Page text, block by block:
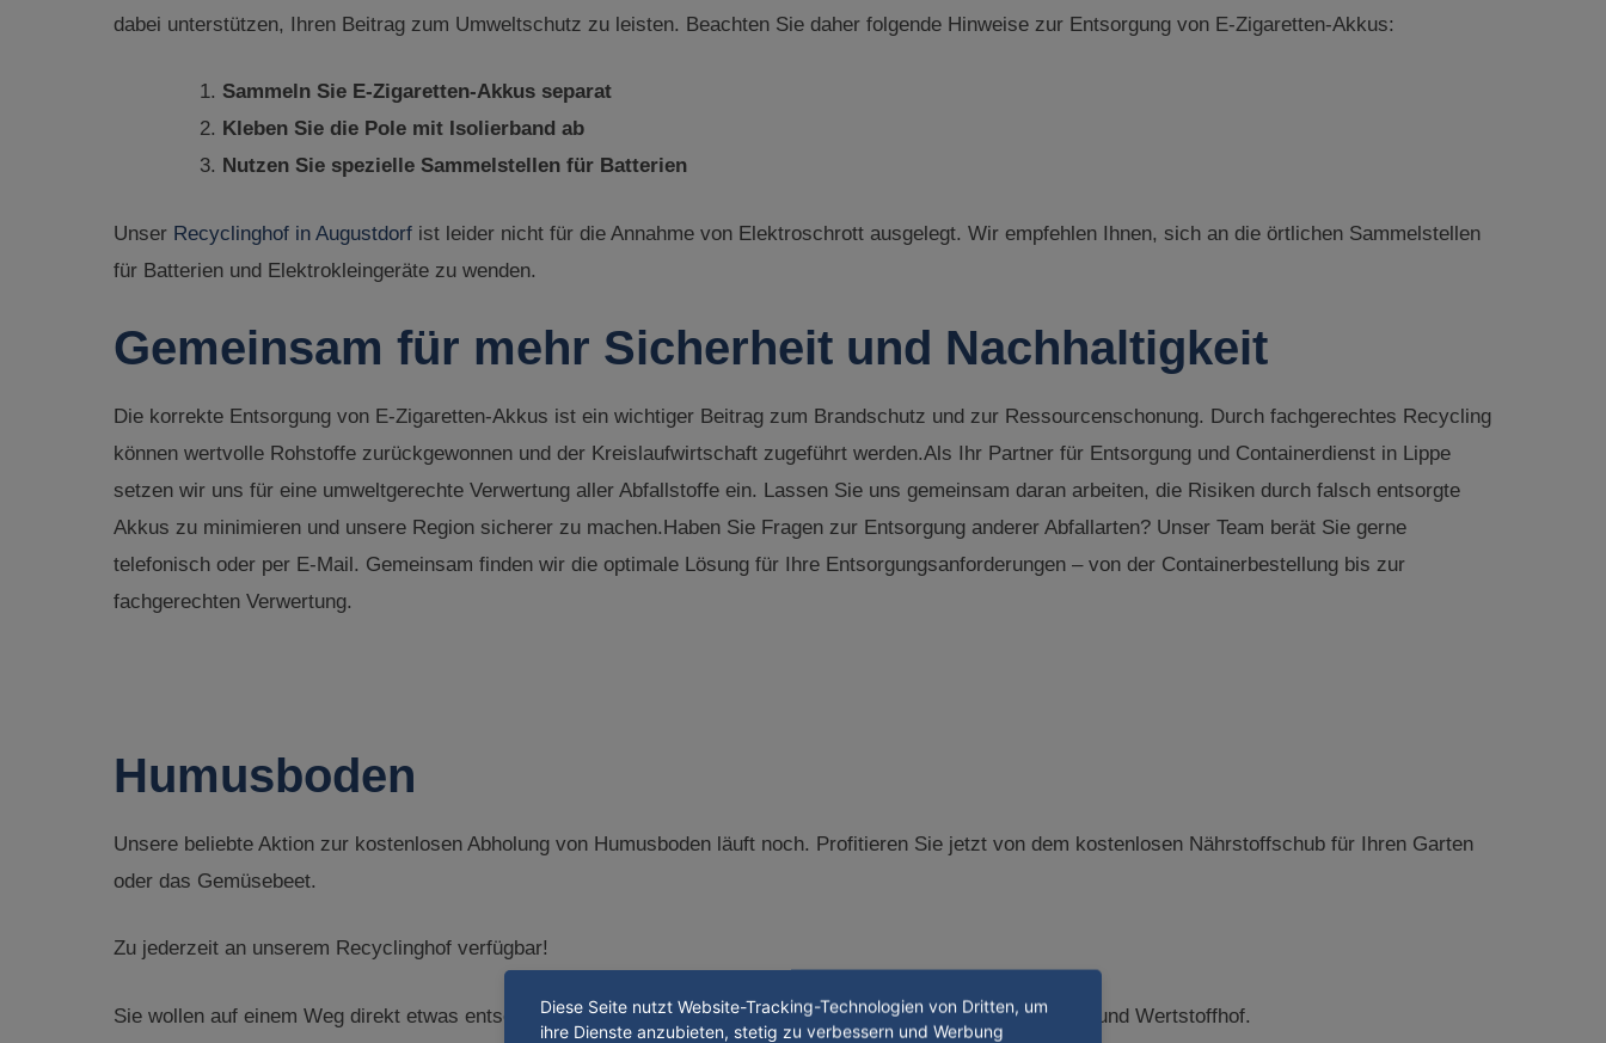
dabei unterstützen, Ihren Beitrag zum Umweltschutz zu leisten. Beachten Sie daher folgende Hinweise zur Entsorgung von E-Zigaretten-Akkus:
Sammeln Sie E-Zigaretten-Akkus separat
Kleben Sie die Pole mit Isolierband ab
Nutzen Sie spezielle Sammelstellen für Batterien
Unser Recyclinghof in Augustdorf ist leider nicht für die Annahme von Elektroschrott ausgelegt. Wir empfehlen Ihnen, sich an die örtlichen Sammelstellen
für Batterien und Elektrokleingeräte zu wenden.
Gemeinsam für mehr Sicherheit und Nachhaltigkeit
Die korrekte Entsorgung von E-Zigaretten-Akkus ist ein wichtiger Beitrag zum Brandschutz und zur Ressourcenschonung. Durch fachgerechtes Recycling
können wertvolle Rohstoffe zurückgewonnen und der Kreislaufwirtschaft zugeführt werden.Als Ihr Partner für Entsorgung und Containerdienst in Lippe
setzen wir uns für eine umweltgerechte Verwertung aller Abfallstoffe ein. Lassen Sie uns gemeinsam daran arbeiten, die Risiken durch falsch entsorgte
Akkus zu minimieren und unsere Region sicherer zu machen.Haben Sie Fragen zur Entsorgung anderer Abfallarten? Unser Team berät Sie gerne
telefonisch oder per E-Mail. Gemeinsam finden wir die optimale Lösung für Ihre Entsorgungsanforderungen – von der Containerbestellung bis zur
fachgerechten Verwertung.
Humusboden
Unsere beliebte Aktion zur kostenlosen Abholung von Humusboden läuft noch. Profitieren Sie jetzt von dem kostenlosen Nährstoffschub für Ihren Garten
oder das Gemüsebeet.
Zu jederzeit an unserem Recyclinghof verfügbar!
Sie wollen auf einem Weg direkt etwas entsorgen? Kein Problem, hier gehts zu den Infos unserem Recycling- und Wertstoffhof.
Diese Seite nutzt Website-Tracking-Technologien von Dritten, um
ihre Dienste anzubieten, stetig zu verbessern und Werbung